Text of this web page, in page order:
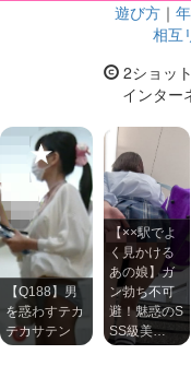
遊び方 ｜
相互
2ショッ
インター
【Q188】男
を惑わすテカ
テカサテン
【××駅でよ
く見かける
あの娘】ガ
ン勃ち不可
避！魅惑のS
SS級美…